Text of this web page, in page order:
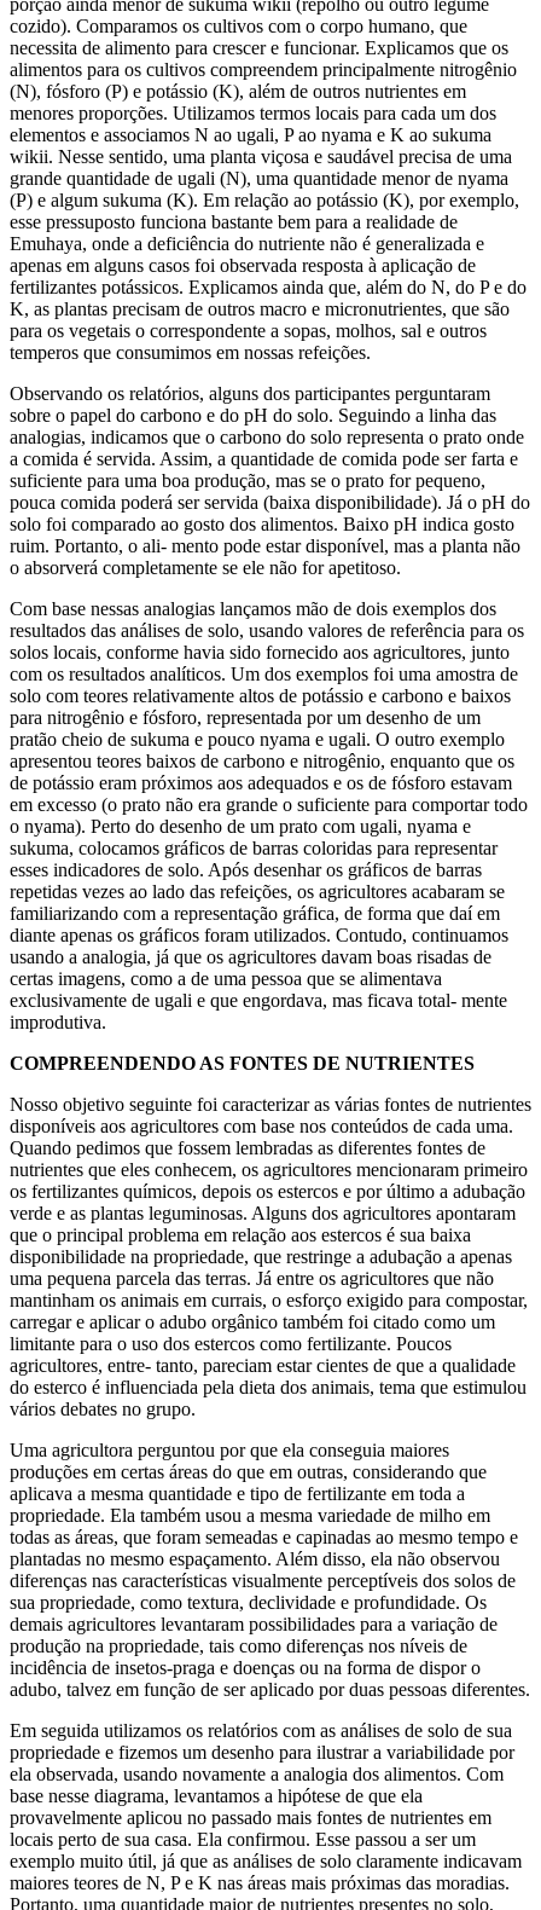
cozido). Comparamos os cultivos com o corpo humano, que
necessita de alimento para crescer e funcionar. Explicamos que os
alimentos para os cultivos compreendem principalmente nitrogênio
(N), fósforo (P) e potássio (K), além de outros nutrientes em
menores proporções. Utilizamos termos locais para cada um dos
elementos e associamos N ao ugali, P ao nyama e K ao sukuma
wikii. Nesse sentido, uma planta viçosa e saudável precisa de uma
grande quantidade de ugali (N), uma quantidade menor de nyama
(P) e algum sukuma (K). Em relação ao potássio (K), por exemplo,
esse pressuposto funciona bastante bem para a realidade de
Emuhaya, onde a deficiência do nutriente não é generalizada e
apenas em alguns casos foi observada resposta à aplicação de
fertilizantes potássicos. Explicamos ainda que, além do N, do P e do
K, as plantas precisam de outros macro e micronutrientes, que são
para os vegetais o correspondente a sopas, molhos, sal e outros
temperos que consumimos em nossas refeições.
Observando os relatórios, alguns dos participantes perguntaram
sobre o papel do carbono e do pH do solo. Seguindo a linha das
analogias, indicamos que o carbono do solo representa o prato onde
a comida é servida. Assim, a quantidade de comida pode ser farta e
suficiente para uma boa produção, mas se o prato for pequeno,
pouca comida poderá ser servida (baixa disponibilidade). Já o pH do
solo foi comparado ao gosto dos alimentos. Baixo pH indica gosto
ruim. Portanto, o ali- mento pode estar disponível, mas a planta não
o absorverá completamente se ele não for apetitoso.
Com base nessas analogias lançamos mão de dois exemplos dos
resultados das análises de solo, usando valores de referência para os
solos locais, conforme havia sido fornecido aos agricultores, junto
com os resultados analíticos. Um dos exemplos foi uma amostra de
solo com teores relativamente altos de potássio e carbono e baixos
para nitrogênio e fósforo, representada por um desenho de um
pratão cheio de sukuma e pouco nyama e ugali. O outro exemplo
apresentou teores baixos de carbono e nitrogênio, enquanto que os
de potássio eram próximos aos adequados e os de fósforo estavam
em excesso (o prato não era grande o suficiente para comportar todo
o nyama). Perto do desenho de um prato com ugali, nyama e
sukuma, colocamos gráficos de barras coloridas para representar
esses indicadores de solo. Após desenhar os gráficos de barras
repetidas vezes ao lado das refeições, os agricultores acabaram se
familiarizando com a representação gráfica, de forma que daí em
diante apenas os gráficos foram utilizados. Contudo, continuamos
usando a analogia, já que os agricultores davam boas risadas de
certas imagens, como a de uma pessoa que se alimentava
exclusivamente de ugali e que engordava, mas ficava total- mente
improdutiva.
COMPREENDENDO AS FONTES DE NUTRIENTES
Nosso objetivo seguinte foi caracterizar as várias fontes de nutrientes
disponíveis aos agricultores com base nos conteúdos de cada uma.
Quando pedimos que fossem lembradas as diferentes fontes de
nutrientes que eles conhecem, os agricultores mencionaram primeiro
os fertilizantes químicos, depois os estercos e por último a adubação
verde e as plantas leguminosas. Alguns dos agricultores apontaram
que o principal problema em relação aos estercos é sua baixa
disponibilidade na propriedade, que restringe a adubação a apenas
uma pequena parcela das terras. Já entre os agricultores que não
mantinham os animais em currais, o esforço exigido para compostar,
carregar e aplicar o adubo orgânico também foi citado como um
limitante para o uso dos estercos como fertilizante. Poucos
agricultores, entre- tanto, pareciam estar cientes de que a qualidade
do esterco é influenciada pela dieta dos animais, tema que estimulou
vários debates no grupo.
Uma agricultora perguntou por que ela conseguia maiores
produções em certas áreas do que em outras, considerando que
aplicava a mesma quantidade e tipo de fertilizante em toda a
propriedade. Ela também usou a mesma variedade de milho em
todas as áreas, que foram semeadas e capinadas ao mesmo tempo e
plantadas no mesmo espaçamento. Além disso, ela não observou
diferenças nas características visualmente perceptíveis dos solos de
sua propriedade, como textura, declividade e profundidade. Os
demais agricultores levantaram possibilidades para a variação de
produção na propriedade, tais como diferenças nos níveis de
incidência de insetos-praga e doenças ou na forma de dispor o
adubo, talvez em função de ser aplicado por duas pessoas diferentes.
Em seguida utilizamos os relatórios com as análises de solo de sua
propriedade e fizemos um desenho para ilustrar a variabilidade por
ela observada, usando novamente a analogia dos alimentos. Com
base nesse diagrama, levantamos a hipótese de que ela
provavelmente aplicou no passado mais fontes de nutrientes em
locais perto de sua casa. Ela confirmou. Esse passou a ser um
exemplo muito útil, já que as análises de solo claramente indicavam
maiores teores de N, P e K nas áreas mais próximas das moradias.
Portanto, uma quantidade maior de nutrientes presentes no solo,